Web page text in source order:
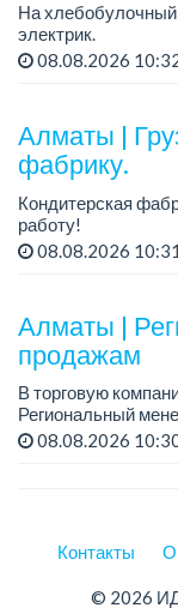
На
электрик.
Зарплата: от 250
08.08.2026
Алматы |
фабрику.
Кондитерская
работу!
График работы:
08.08.2026 10:31
Алматы |
продажам
В торговую
Региональный
График работы: 5/
08.08.2026
Контакты О
© 2026 ИД